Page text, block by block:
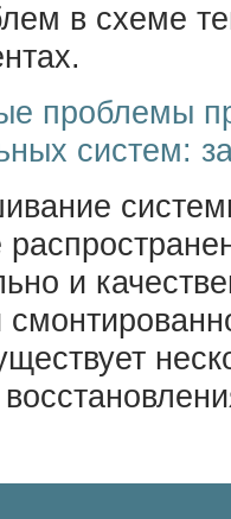
в схеме
проблемы
систем:
и